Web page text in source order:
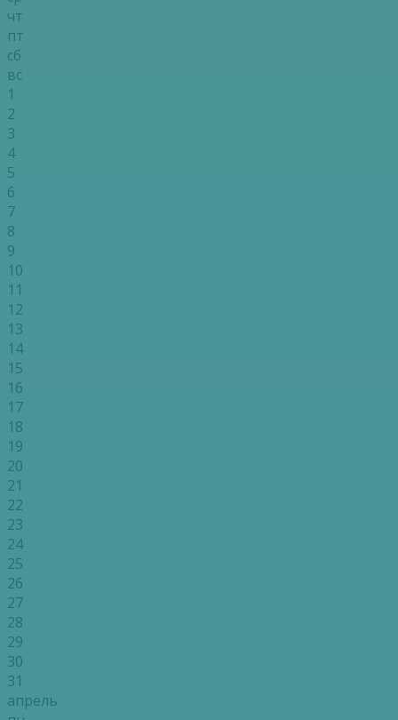
чт
пт
сб
вс
1
2
3
4
5
6
7
8
9
10
11
12
13
14
15
16
17
18
19
20
21
22
23
24
25
26
27
28
29
30
31
апрель